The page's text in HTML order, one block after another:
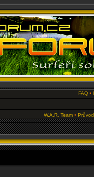
FAQ•
W.A.R. Team •